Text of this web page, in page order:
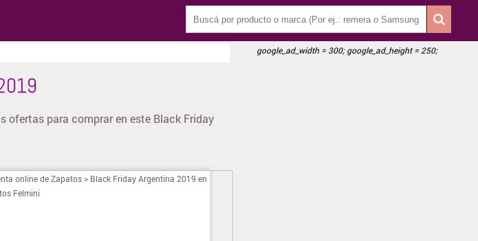
ofertas para comprar en este Black Friday
google_ad_width = 300; google_ad_height = 250;